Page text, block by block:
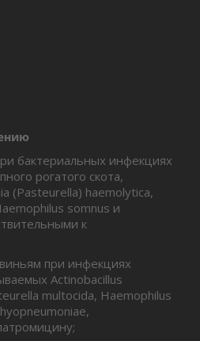
бактериальных инфекциях
рогатого скота,
(Pasteurella) haemolytica,
somnus и
к
при инфекциях
Actinobacillus
multocida, Haemophilus